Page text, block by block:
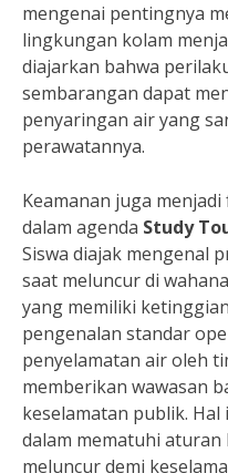
mengenai pentingnya
lingkungan kolam
diajarkan bahwa
sembarangan dapat
penyaringan air yang
perawatannya.
Keamanan juga
dalam agenda Study
Siswa diajak mengenal
saat meluncur di wahana
yang memiliki
pengenalan standar
penyelamatan air oleh
memberikan wawasan
keselamatan publik.
dalam mematuhi
meluncur demi